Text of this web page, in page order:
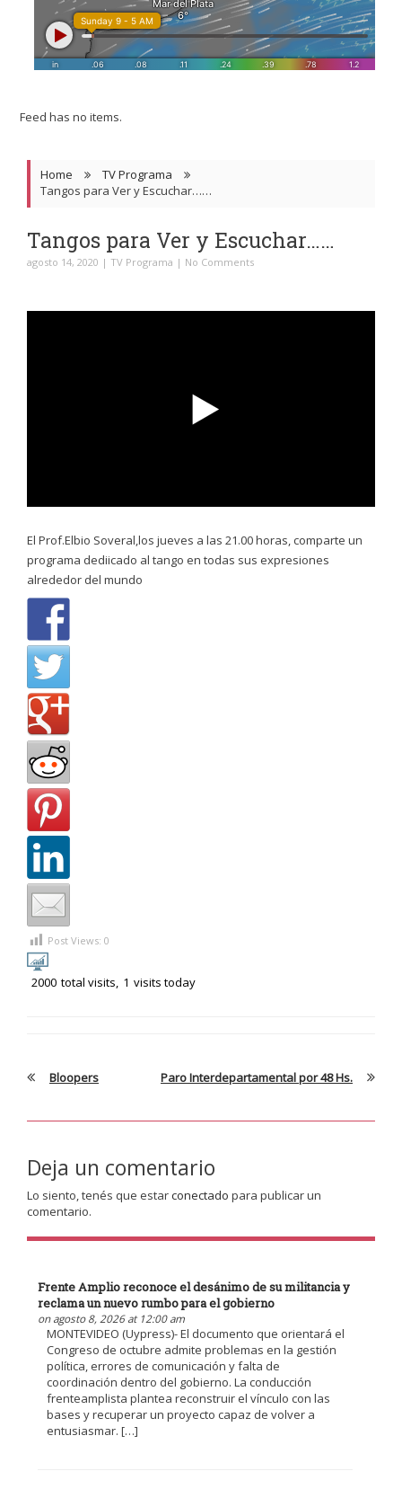
Feed has no items.
Home
TV Programa
Tangos para Ver y Escuchar……
Tangos para Ver y Escuchar……
agosto 14, 2020 | TV Programa | No Comments
El Prof.Elbio Soveral,los jueves a las 21.00 horas, comparte un
programa dediicado al tango en todas sus expresiones
alrededor del mundo
Post Views: 0
2000 total visits, 1 visits today
Bloopers Paro Interdepartamental por 48 Hs.
Deja un comentario
Lo siento, tenés que estarconectado para publicar un
comentario.
Frente Amplio reconoce el desánimo de su militancia y
reclama un nuevo rumbo para el gobierno
on agosto 8, 2026 at 12:00 am
MONTEVIDEO (Uypress)- El documento que orientará el
Congreso de octubre admite problemas en la gestión
política, errores de comunicación y falta de
coordinación dentro del gobierno. La conducción
frenteamplista plantea reconstruir el vínculo con las
bases y recuperar un proyecto capaz de volver a
entusiasmar. […]